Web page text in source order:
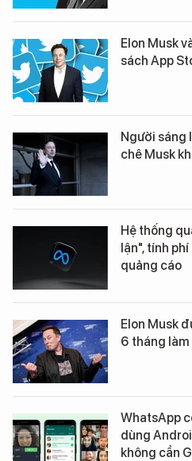
Elon Musk
sách App
Người sáng
chê Musk
Hệ thống
lận", tính
quảng cáo
Elon Musk
6 tháng làm
WhatsApp
dùng
không cần